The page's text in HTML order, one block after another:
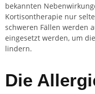
bekannten
Kortisontherapie nur
schweren Fällen werden
eingesetzt werden, um
lindern.
Die